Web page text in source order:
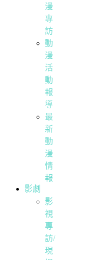
漫
專
訪
動
漫
活
動
報
導
最
新
動
漫
情
報
影劇
影
視
專
訪/
現